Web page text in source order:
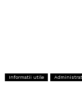
Informatii utile